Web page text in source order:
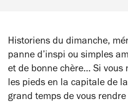
Historiens du dimanche,
panne d’inspi ou simples
et de bonne chère… Si vous
les pieds en la capitale de
grand temps de vous